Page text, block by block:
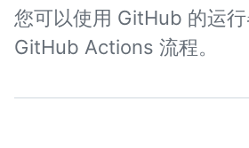
您可以使用 GitHub 的运
GitHub Actions 流程。